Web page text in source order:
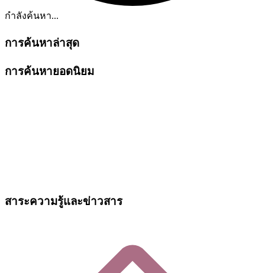
กำลังค้นหา...
การค้นหาล่าสุด
การค้นหายอดนิยม
สาระความรู้และข่าวสาร